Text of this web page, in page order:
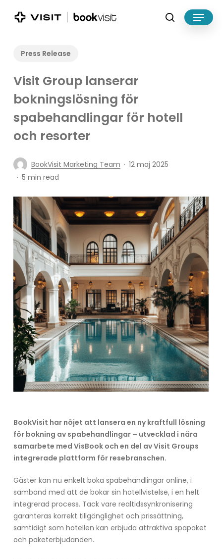
search
Menu
Press Release
Visit Group lanserar
bokningslösning för
spabehandlingar för hotell
och resorter
BookVisit Marketing Team
12 maj 2025
5 min read
BookVisit har nöjet att lansera en ny kraftfull lösning
för bokning av spabehandlingar – utvecklad i nära
samarbete med VisBook och en del av Visit Groups
integrerade plattform för resebranschen.
Gäster kan nu enkelt boka spabehandlingar online, i
samband med att de bokar sin hotellvistelse, i en helt
integrerad process. Tack vare realtidssynkronisering
garanteras korrekt tillgänglighet och prissättning,
samtidigt som hotellen kan erbjuda attraktiva spapaket
och paketerbjudanden.